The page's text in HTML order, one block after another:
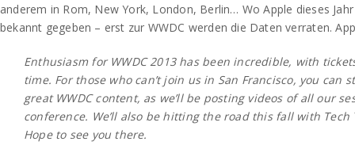
anderem in Rom, New York, London, Berlin… Wo Apple dieses
bekannt gegeben – erst zur WWDC werden die Daten verraten.
Enthusiasm for WWDC 2013 has been incredible, with
time. For those who can’t join us in San Francisco, you can
great WWDC content, as we’ll be posting videos of all our
conference. We’ll also be hitting the road this fall with Tech
Hope to see you there.